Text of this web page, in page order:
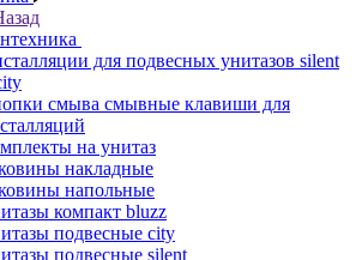
для подвесных унитазов silent
смыва смывные клавиши для
на унитаз
накладные
напольные
компакт bluzz
подвесные city
подвесные silent